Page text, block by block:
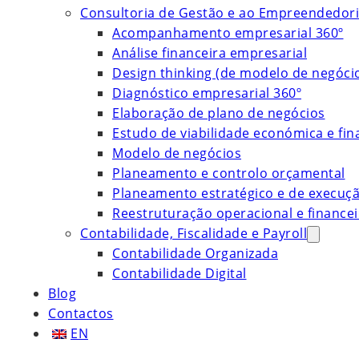
Consultoria de Gestão e ao
Acompanhamento empresarial 360º
Análise financeira empresarial
Design thinking (de modelo de
Diagnóstico empresarial 360º
Elaboração de plano de negócios
Estudo de viabilidade económica e
Modelo de negócios
Planeamento e controlo orçamental
Planeamento estratégico e de
Reestruturação operacional e
Contabilidade, Fiscalidade e Payroll
Contabilidade Organizada
Contabilidade Digital
Blog
Contactos
EN